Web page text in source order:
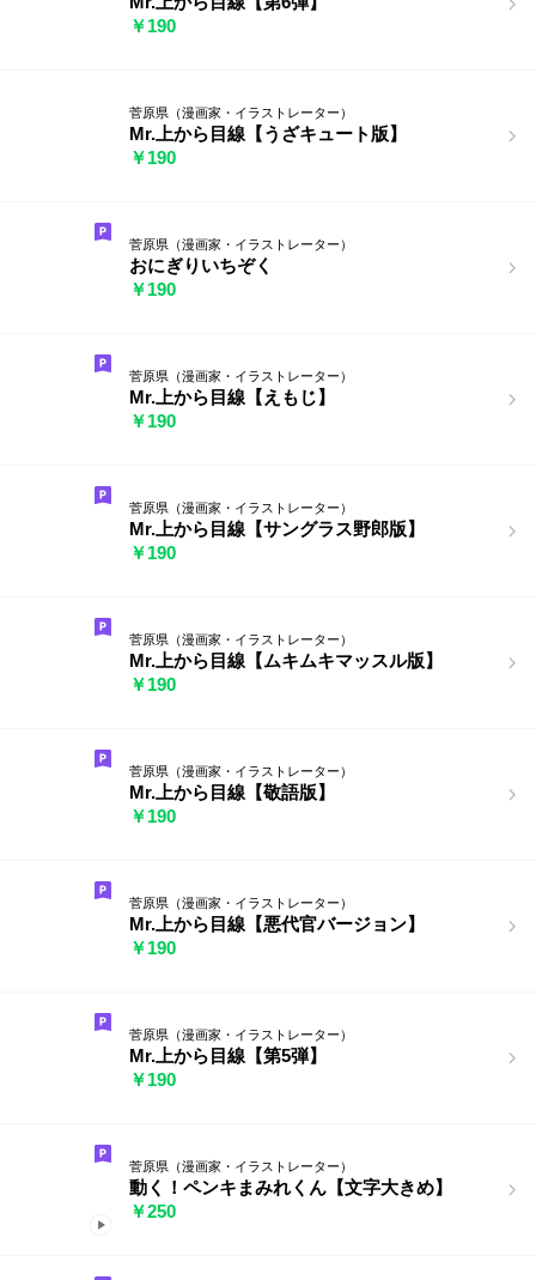
￥190
菅原県（漫画家・イラストレーター）
Mr.上から目線【うざキュート版】
￥190
菅原県（漫画家・イラストレーター）
おにぎりいちぞく
￥190
菅原県（漫画家・イラストレーター）
Mr.上から目線【えもじ】
￥190
菅原県（漫画家・イラストレーター）
Mr.上から目線【サングラス野郎版】
￥190
菅原県（漫画家・イラストレーター）
Mr.上から目線【ムキムキマッスル版】
￥190
菅原県（漫画家・イラストレーター）
Mr.上から目線【敬語版】
￥190
菅原県（漫画家・イラストレーター）
Mr.上から目線【悪代官バージョン】
￥190
菅原県（漫画家・イラストレーター）
Mr.上から目線【第5弾】
￥190
菅原県（漫画家・イラストレーター）
動く！ペンキまみれくん【文字大きめ】
￥250